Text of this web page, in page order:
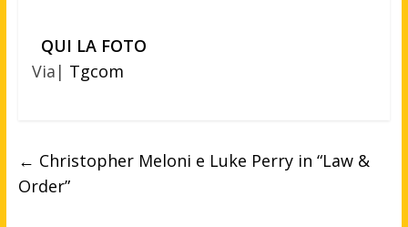
QUI LA FOTO
Via| Tgcom
← Christopher Meloni e Luke Perry in “Law &
Order”